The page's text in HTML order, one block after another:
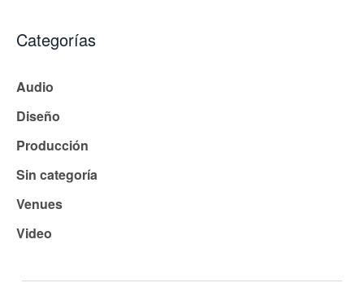
Categorías
Audio
Diseño
Producción
Sin categoría
Venues
Video